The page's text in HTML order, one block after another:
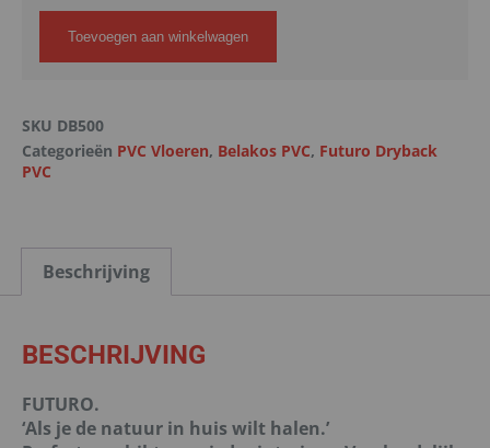
Toevoegen aan winkelwagen
SKU DB500
Categorieën PVC Vloeren, Belakos PVC, Futuro Dryback
PVC
Beschrijving
BESCHRIJVING
FUTURO.
‘Als je de natuur in huis wilt halen.’